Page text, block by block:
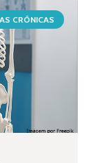
CRÔNICAS